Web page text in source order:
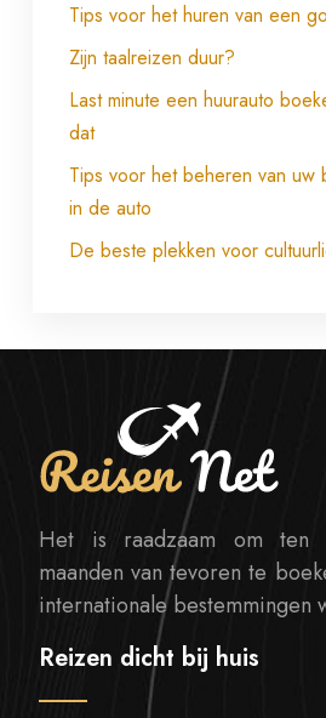
Tips voor het huren van een
Zijn taalreizen duur?
Last minute een huurauto
dat
Tips voor het beheren van uw
in de auto
De beste plekken voor
Het is raadzaam om ten
maanden van tevoren te
internationale bestemmingen
Reizen dicht bij huis